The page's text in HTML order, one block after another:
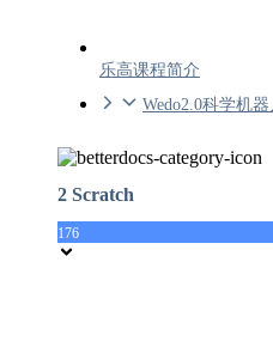
乐高课程简介
Wedo2.0科学机器
2 Scratch
176